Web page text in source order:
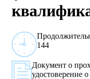
144
Документ о
удостоверение